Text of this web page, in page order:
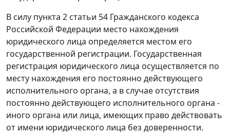
В силу пункта 2 статьи 54 Гражданского кодекса
Российской Федерации место нахождения
юридического лица определяется местом его
государственной регистрации. Государственная
регистрация юридического лица осуществляется по
месту нахождения его постоянно действующего
исполнительного органа, а в случае отсутствия
постоянно действующего исполнительного органа -
иного органа или лица, имеющих право действовать
от имени юридического лица без доверенности.